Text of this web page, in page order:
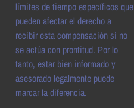
límites de tiempo específicos que
pueden afectar el derecho a
recibir esta compensación si no
se actúa con prontitud. Por lo
tanto, estar bien informado y
asesorado legalmente puede
marcar la diferencia.